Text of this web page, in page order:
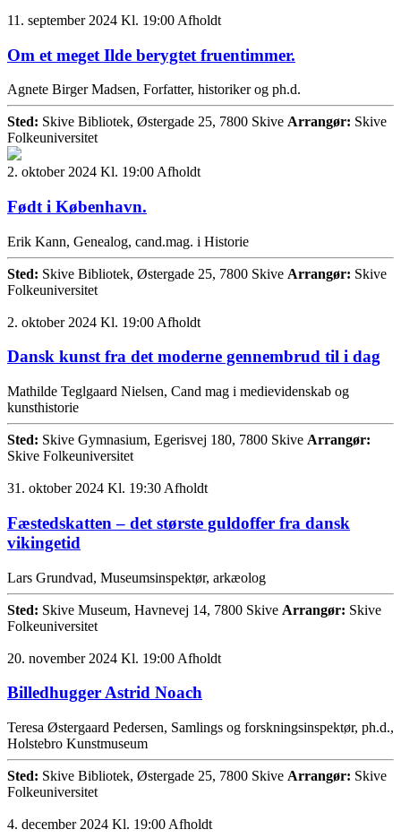
11. september 2024 Kl. 19:00 Afholdt
Om et meget Ilde berygtet fruentimmer.
Agnete Birger Madsen, Forfatter, historiker og ph.d.
Sted: Skive Bibliotek, Østergade 25, 7800 Skive Arrangør: Skive
Folkeuniversitet
2. oktober 2024 Kl. 19:00 Afholdt
Født i København.
Erik Kann, Genealog, cand.mag. i Historie
Sted: Skive Bibliotek, Østergade 25, 7800 Skive Arrangør: Skive
Folkeuniversitet
2. oktober 2024 Kl. 19:00 Afholdt
Dansk kunst fra det moderne gennembrud til i dag
Mathilde Teglgaard Nielsen, Cand mag i medievidenskab og
kunsthistorie
Sted: Skive Gymnasium, Egerisvej 180, 7800 Skive Arrangør:
Skive Folkeuniversitet
31. oktober 2024 Kl. 19:30 Afholdt
Fæstedskatten – det største guldoffer fra dansk
vikingetid
Lars Grundvad, Museumsinspektør, arkæolog
Sted: Skive Museum, Havnevej 14, 7800 Skive Arrangør: Skive
Folkeuniversitet
20. november 2024 Kl. 19:00 Afholdt
Billedhugger Astrid Noach
Teresa Østergaard Pedersen, Samlings og forskningsinspektør, ph.d.,
Holstebro Kunstmuseum
Sted: Skive Bibliotek, Østergade 25, 7800 Skive Arrangør: Skive
Folkeuniversitet
4. december 2024 Kl. 19:00 Afholdt